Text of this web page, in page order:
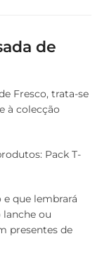
de
Fresco, trata-se
à colecção
Pack T-
que lembrará
lanche ou
presentes de